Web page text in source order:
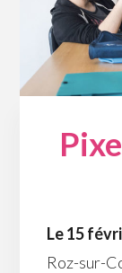
Le 15
Roz-sur-